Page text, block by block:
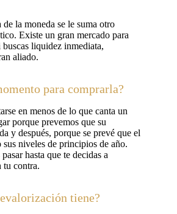
la moneda se le suma otro
Existe un gran mercado para
liquidez inmediata,
aliado.
para comprarla?
en menos de lo que canta un
porque prevemos que su
y después, porque se prevé que el
niveles de principios de año.
hasta que te decidas a
tu contra.
tiene?